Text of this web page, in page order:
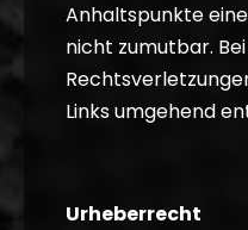
Anhaltspunkte
nicht zumutbar.
Links umgehend
Urheberrecht